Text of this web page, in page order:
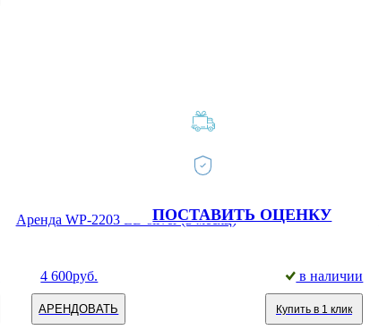
ПОСТАВИТЬ ОЦЕНКУ
Аренда WP-2203 LD silver (в месяц)
4 600руб. в наличии
АРЕНДОВАТЬ Купить в 1 клик